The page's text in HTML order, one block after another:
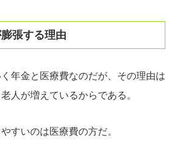
張する理由
年金と医療費なのだが、その理由は
人が増えているからである。
すいのは医療費の方だ。